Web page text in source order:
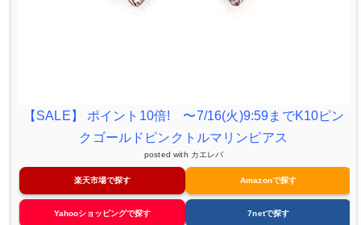
【SALE】 ポイント10倍! 〜7/16(火)9:59までK10ピン
クゴールドピンクトルマリンピアス
posted with カエレバ
楽天市場で探す Amazonで探す
Yahooショッピングで探す 7netで探す